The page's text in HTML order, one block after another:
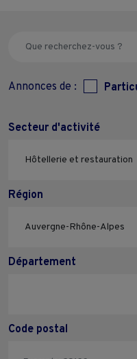
Annonces de :
Secteur d'activité
Région
Département
Code postal